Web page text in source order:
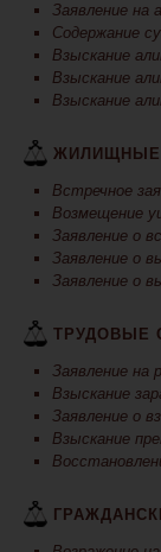
Заявление на
Содержание
Взыскание
Взыскание
Взыскание
ЖИЛИЩНЫЕ
Встречное
Возмещение
Заявление о
Заявление о
Заявление о
ТРУДОВЫЕ
Заявление на
Взыскание
Заявление о
Взыскание